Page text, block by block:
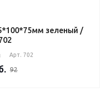
зеленый /
Арт. 702
92